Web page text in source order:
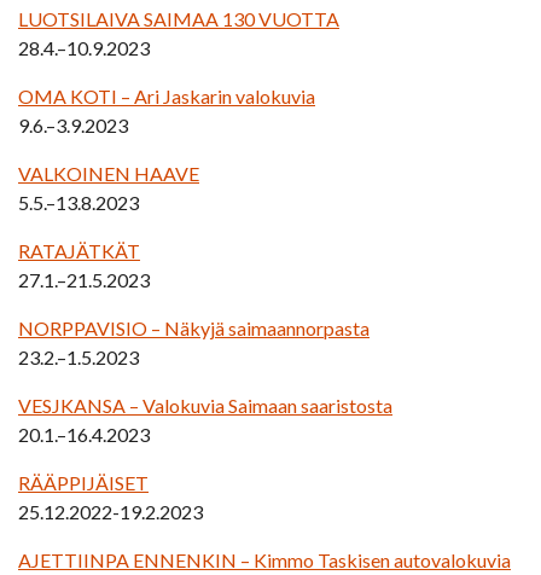
LUOTSILAIVA SAIMAA 130 VUOTTA
28.4.–10.9.2023
OMA KOTI – Ari Jaskarin valokuvia
9.6.–3.9.2023
VALKOINEN HAAVE
5.5.–13.8.2023
RATAJÄTKÄT
27.1.–21.5.2023
NORPPAVISIO – Näkyjä saimaannorpasta
23.2.–1.5.2023
VESJKANSA – Valokuvia Saimaan saaristosta
20.1.–16.4.2023
RÄÄPPIJÄISET
25.12.2022-19.2.2023
AJETTIINPA ENNENKIN – Kimmo Taskisen autovalokuvia